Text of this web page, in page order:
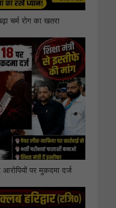
चर्म रोग का खतरा
पर मुकदमा दर्ज